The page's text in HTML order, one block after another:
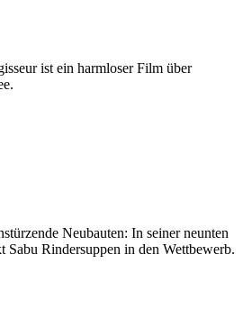
ist ein harmloser Film über
Neubauten: In seiner neunten
Sabu Rindersuppen in den Wettbewerb.